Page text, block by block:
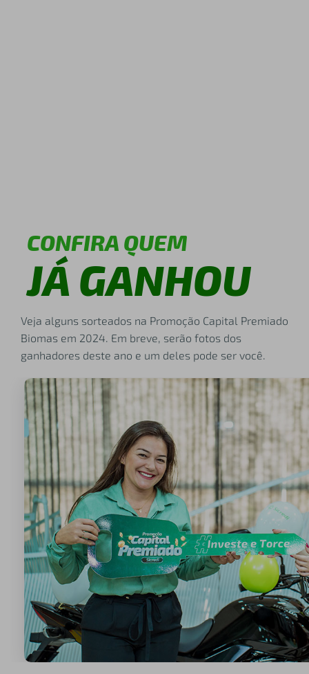
CONFIRA QUEM
JÁ GANHOU
Veja alguns sorteados na Promoção Capital Premiado
Biomas em 2024. Em breve, serão fotos dos
ganhadores deste ano e um deles pode ser você.